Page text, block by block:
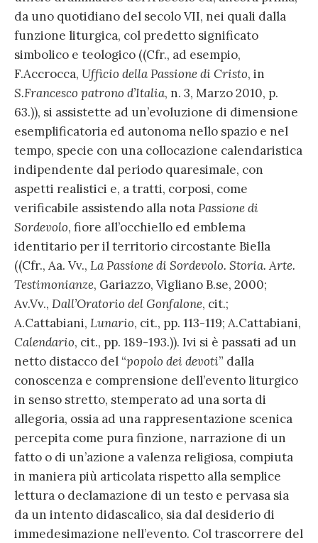
da uno quotidiano del secolo VII, nei quali dalla
funzione liturgica, col predetto significato
simbolico e teologico ((Cfr., ad esempio,
F.Accrocca, Ufficio della Passione di Cristo, in
S.Francesco patrono d’Italia, n. 3, Marzo 2010, p.
63.)), si assistette ad un’evoluzione di dimensione
esemplificatoria ed autonoma nello spazio e nel
tempo, specie con una collocazione calendaristica
indipendente dal periodo quaresimale, con
aspetti realistici e, a tratti, corposi, come
verificabile assistendo alla notaPassione di
Sordevolo, fiore all’occhiello ed emblema
identitario per il territorio circostante Biella
((Cfr., Aa. Vv., La Passione di Sordevolo. Storia. Arte.
Testimonianze, Gariazzo, Vigliano B.se, 2000;
Av.Vv., Dall’Oratorio del Gonfalone, cit.;
A.Cattabiani, Lunario, cit., pp. 113-119; A.Cattabiani,
Calendario, cit., pp. 189-193.)). Ivi si è passati ad un
netto distacco del “popolo dei devoti” dalla
conoscenza e comprensione dell’evento liturgico
in senso stretto, stemperato ad una sorta di
allegoria, ossia ad una rappresentazione scenica
percepita come pura finzione, narrazione di un
fatto o di un’azione a valenza religiosa, compiuta
in maniera più articolata rispetto alla semplice
lettura o declamazione di un testo e pervasa sia
da un intento didascalico, sia dal desiderio di
immedesimazione nell’evento. Col trascorrere del